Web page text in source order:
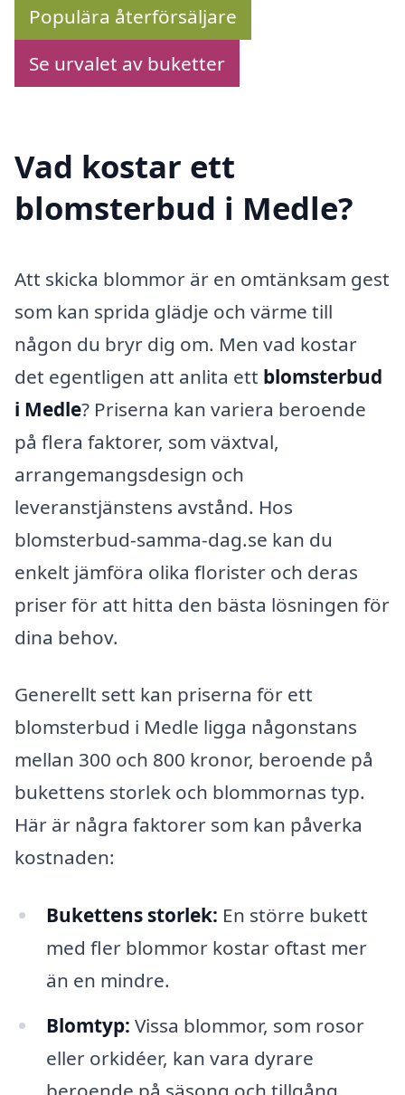
Populära återförsäljare
Se urvalet av buketter
Vad kostar ett
blomsterbud i Medle?
Att skicka blommor är en omtänksam gest
som kan sprida glädje och värme till
någon du bryr dig om. Men vad kostar
det egentligen att anlita ett blomsterbud
i Medle? Priserna kan variera beroende
på flera faktorer, som växtval,
arrangemangsdesign och
leveranstjänstens avstånd. Hos
blomsterbud-samma-dag.se kan du
enkelt jämföra olika florister och deras
priser för att hitta den bästa lösningen för
dina behov.
Generellt sett kan priserna för ett
blomsterbud i Medle ligga någonstans
mellan 300 och 800 kronor, beroende på
bukettens storlek och blommornas typ.
Här är några faktorer som kan påverka
kostnaden:
Bukettens storlek: En större bukett
med fler blommor kostar oftast mer
än en mindre.
Blomtyp: Vissa blommor, som rosor
eller orkidéer, kan vara dyrare